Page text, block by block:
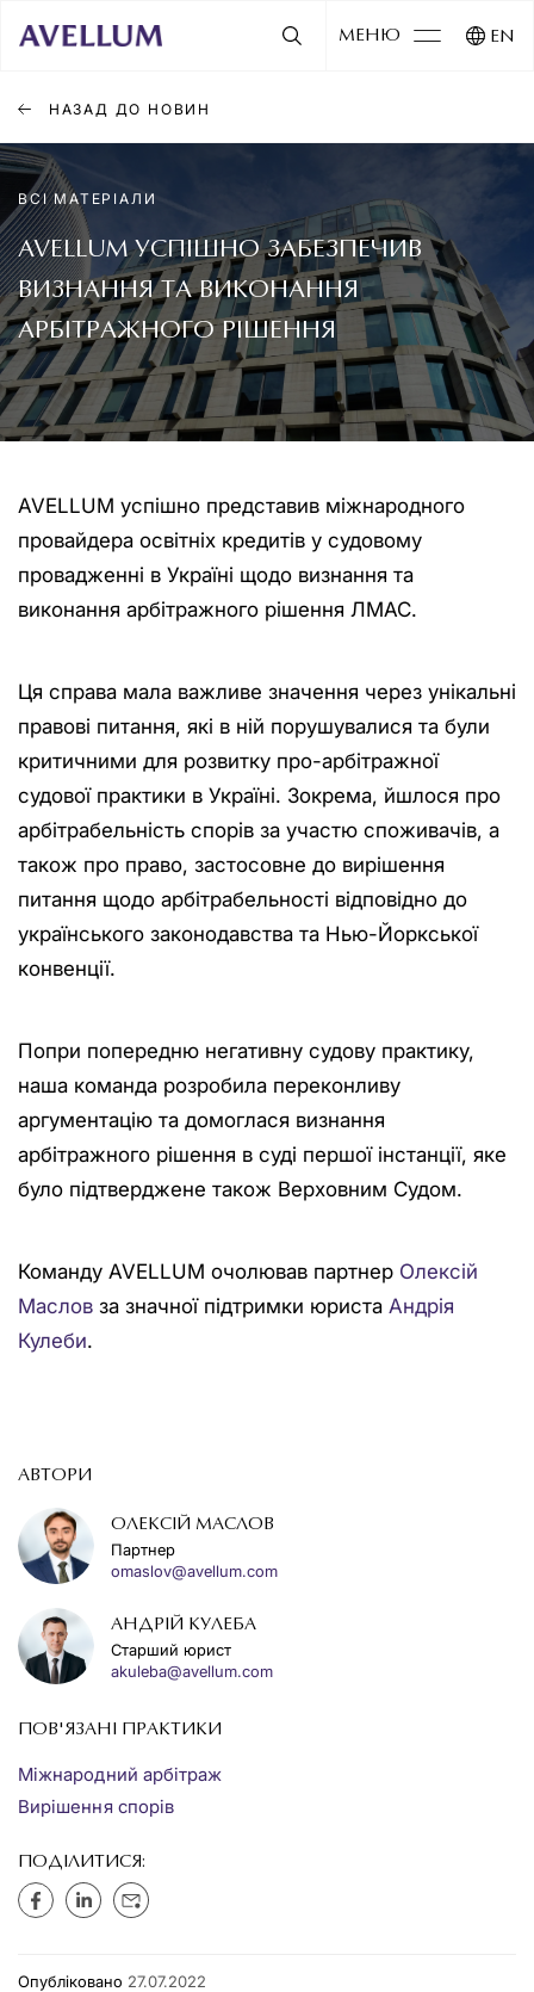
МЕНЮ EN
НАЗАД ДО НОВИН
ВСІ МАТЕРІАЛИ
AVELLUM УСПІШНО ЗАБЕЗПЕЧИВ
ВИЗНАННЯ ТА ВИКОНАННЯ
АРБІТРАЖНОГО РІШЕННЯ
AVELLUM успішно представив міжнародного
провайдера освітніх кредитів у судовому
провадженні в Україні щодо визнання та
виконання арбітражного рішення ЛМАС.
Ця справа мала важливе значення через унікальні
правові питання, які в ній порушувалися та були
критичними для розвитку про-арбітражної
судової практики в Україні. Зокрема, йшлося про
арбітрабельність спорів за участю споживачів, а
також про право, застосовне до вирішення
питання щодо арбітрабельності відповідно до
українського законодавства та Нью-Йоркської
конвенції.
Попри попередню негативну судову практику,
наша команда розробила переконливу
аргументацію та домоглася визнання
арбітражного рішення в суді першої інстанції, яке
було підтверджене також Верховним Судом.
Команду AVELLUM очолював партнер Олексій
Маслов за значної підтримки юриста Андрія
Кулеби.
АВТОРИ
ОЛЕКСІЙ МАСЛОВ
Партнер
omaslov@avellum.com
АНДРІЙ КУЛЕБА
Старший юрист
akuleba@avellum.com
ПОВ'ЯЗАНІ ПРАКТИКИ
Міжнародний арбітраж
Вирішення спорів
ПОДІЛИТИСЯ:
Опубліковано 27.07.2022